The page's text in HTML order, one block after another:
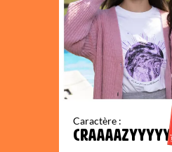
Caractère :
CRAAAAZYYYYY